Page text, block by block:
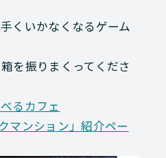
くいかなくなるゲーム
を振りまくってくださ
るカフェ
マンション」紹介ペー